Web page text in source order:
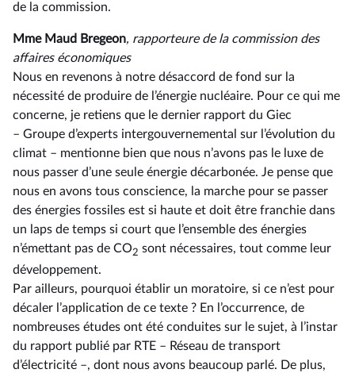
de la commission.
Mme Maud Bregeon, rapporteure de la commission des
affaires économiques
Nous en revenons à notre désaccord de fond sur la
nécessité de produire de l’énergie nucléaire. Pour ce qui me
concerne, je retiens que le dernier rapport du Giec
–⁠ Groupe d’experts intergouvernemental sur l’évolution du
climat – mentionne bien que nous n’avons pas le luxe de
nous passer d’une seule énergie décarbonée. Je pense que
nous en avons tous conscience, la marche pour se passer
des énergies fossiles est si haute et doit être franchie dans
un laps de temps si court que l’ensemble des énergies
n’émettant pas de CO2 sont nécessaires, tout comme leur
développement.
Par ailleurs, pourquoi établir un moratoire, si ce n’est pour
décaler l’application de ce texte ? En l’occurrence, de
nombreuses études ont été conduites sur le sujet, à l’instar
du rapport publié par RTE –⁠ Réseau de transport
d’électricité –, dont nous avons beaucoup parlé. De plus,